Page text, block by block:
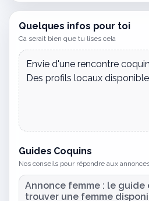
Quelques infos pour toi
Ca serait bien que tu lises cela
Envie d'une rencontre
Des profils locaux
Guides Coquins
Nos conseils pour répondre aux
Annonce femme : le guide
trouver une femme